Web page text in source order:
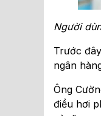
Người
Trước
ngân
Ông
điều hơi